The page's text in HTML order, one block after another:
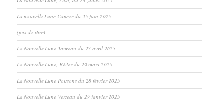
La nouvelle Lune Cancer du 25 juin 2025
(pas de titre)
La Nouvelle Lune Taureau du 27 avril 2025
La Nouvelle Lune, Bélier du 29 mars 2025
La Nouvelle Lune Poissons du 28 février 2025
La Nouvelle Lune Verseau du 29 janvier 2025